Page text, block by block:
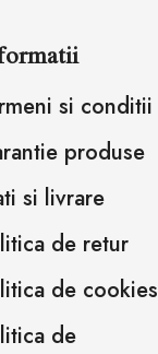
si conditii
produse
si livrare
de retur
de cookies
de